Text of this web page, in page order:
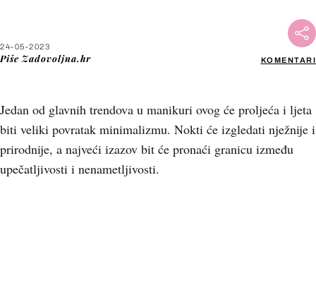
24-05-2023
Piše Zadovoljna.hr KOMENTARI
Jedan od glavnih trendova u manikuri ovog će proljeća i ljeta
biti veliki povratak minimalizmu. Nokti će izgledati nježnije i
prirodnije, a najveći izazov bit će pronaći granicu između
upečatljivosti i nenametljivosti.